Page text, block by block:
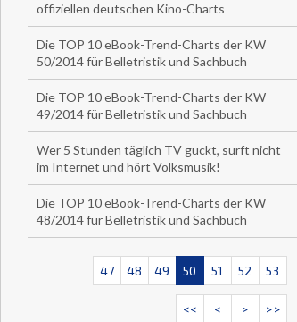
offiziellen deutschen Kino-Charts
Die TOP 10 eBook-Trend-Charts der KW
50/2014 für Belletristik und Sachbuch
Die TOP 10 eBook-Trend-Charts der KW
49/2014 für Belletristik und Sachbuch
Wer 5 Stunden täglich TV guckt, surft nicht
im Internet und hört Volksmusik!
Die TOP 10 eBook-Trend-Charts der KW
48/2014 für Belletristik und Sachbuch
47 48 49 50 51 52 53
<< < > >>